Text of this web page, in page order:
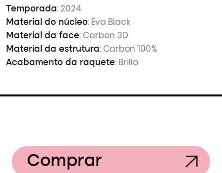
Temporada: 2024
Material do núcleo: Eva Black
Material da face: Carbon 3D
Material da estrutura: Carbon 100%
Acabamento da raquete: Brillo
Comprar